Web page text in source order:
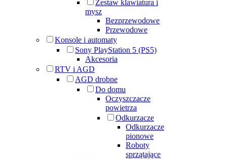
Zestaw klawiatura i
mysz
Bezprzewodowe
Przewodowe
Konsole i automaty
Sony PlayStation 5 (PS5)
Akcesoria
RTV i AGD
AGD drobne
Do domu
Oczyszczacze
powietrza
Odkurzacze
Odkurzacze
pionowe
Roboty
sprzątające